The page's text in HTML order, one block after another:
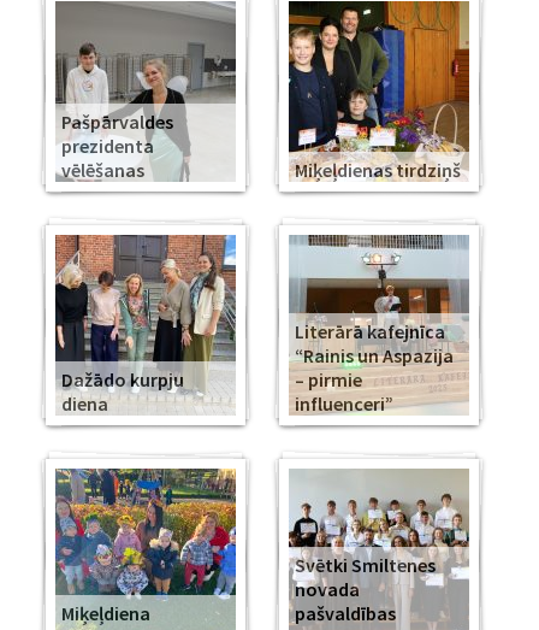
Pašpārvaldes
prezidenta
vēlēšanas
Miķeļdienas tirdziņš
Dažādo kurpju
diena
Literārā kafejnīca
“Rainis un Aspazija
– pirmie
influenceri”
Miķeļdiena
Svētki Smiltenes
novada
pašvaldības